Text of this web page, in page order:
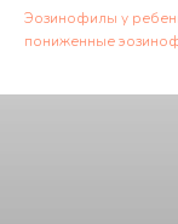
Эозинофилы у
пониженные